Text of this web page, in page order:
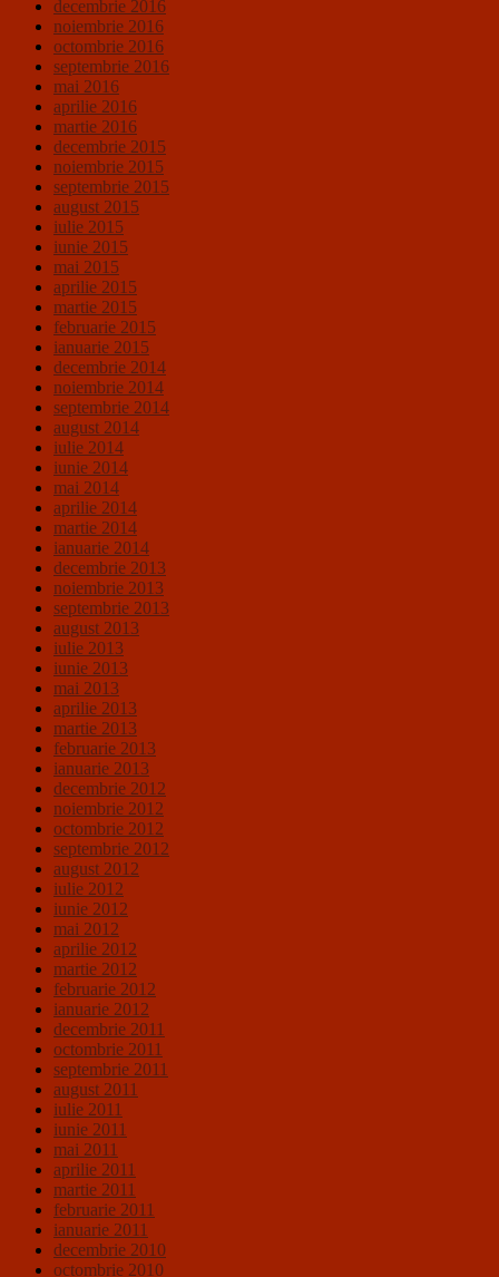
decembrie 2016
noiembrie 2016
octombrie 2016
septembrie 2016
mai 2016
aprilie 2016
martie 2016
decembrie 2015
noiembrie 2015
septembrie 2015
august 2015
iulie 2015
iunie 2015
mai 2015
aprilie 2015
martie 2015
februarie 2015
ianuarie 2015
decembrie 2014
noiembrie 2014
septembrie 2014
august 2014
iulie 2014
iunie 2014
mai 2014
aprilie 2014
martie 2014
ianuarie 2014
decembrie 2013
noiembrie 2013
septembrie 2013
august 2013
iulie 2013
iunie 2013
mai 2013
aprilie 2013
martie 2013
februarie 2013
ianuarie 2013
decembrie 2012
noiembrie 2012
octombrie 2012
septembrie 2012
august 2012
iulie 2012
iunie 2012
mai 2012
aprilie 2012
martie 2012
februarie 2012
ianuarie 2012
decembrie 2011
octombrie 2011
septembrie 2011
august 2011
iulie 2011
iunie 2011
mai 2011
aprilie 2011
martie 2011
februarie 2011
ianuarie 2011
decembrie 2010
octombrie 2010